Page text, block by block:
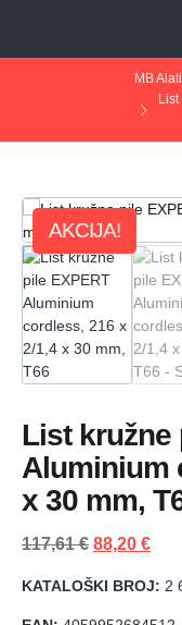
MB Alati
AKCIJA!
List kružne
Aluminium
x 30 mm,
117,61€ 88,20 €
KATALOŠKI BROJ: 2